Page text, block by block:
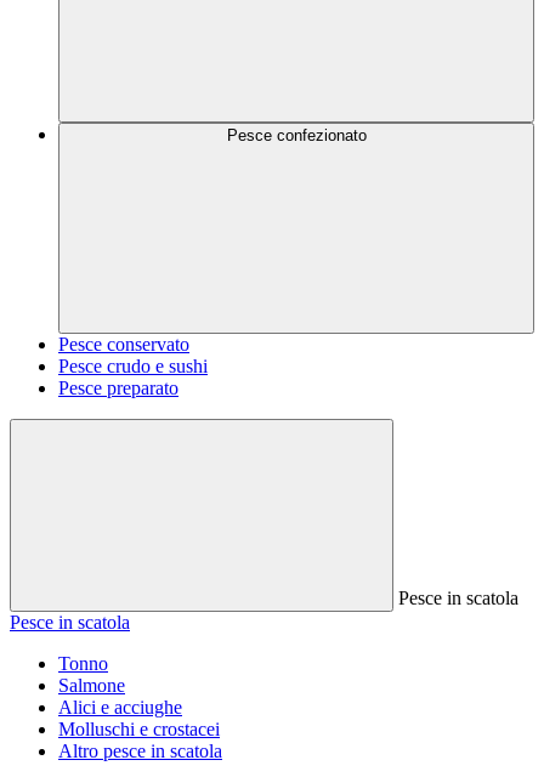
Pesce confezionato
Pesce conservato
Pesce crudo e sushi
Pesce preparato
Pesce in scatola
Pesce in scatola
Tonno
Salmone
Alici e acciughe
Molluschi e crostacei
Altro pesce in scatola